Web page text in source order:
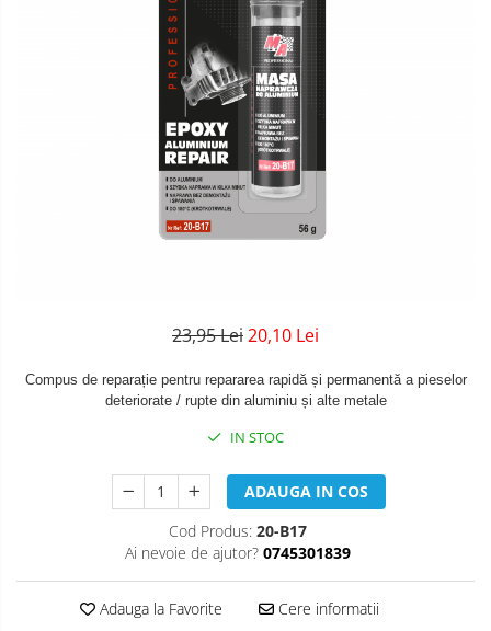
23,95 Lei20,10 Lei
Compus de reparație pentru repararea rapidă și permanentă a pieselor
deteriorate / rupte din aluminiu și alte metale
IN STOC
ADAUGA IN COS
Cod Produs: 20-B17
Ai nevoie de ajutor? 0745301839
Adauga la Favorite Cere informatii